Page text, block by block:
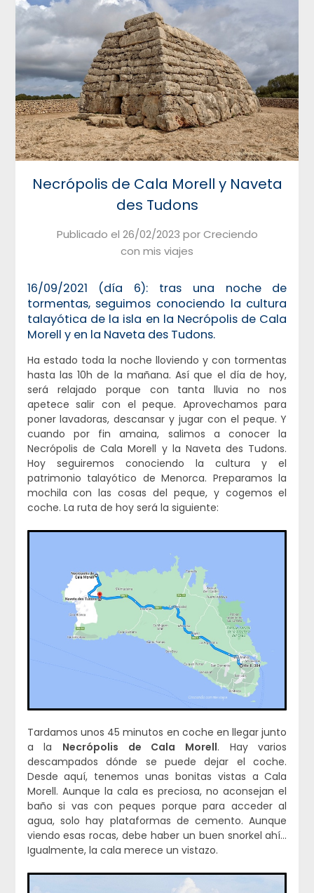
Necrópolis de Cala Morell y Naveta
des Tudons
Publicado el 26/02/2023 porCreciendo
con mis viajes
16/09/2021 (día 6): tras una noche de
tormentas, seguimos conociendo la cultura
talayótica de la isla en la Necrópolis de Cala
Morell y en la Naveta des Tudons.
Ha estado toda la noche lloviendo y con tormentas
hasta las 10h de la mañana. Así que el día de hoy,
será relajado porque con tanta lluvia no nos
apetece salir con el peque. Aprovechamos para
poner lavadoras, descansar y jugar con el peque. Y
cuando por fin amaina, salimos a conocer la
Necrópolis de Cala Morell y la Naveta des Tudons.
Hoy seguiremos conociendo la cultura y el
patrimonio talayótico de Menorca. Preparamos la
mochila con las cosas del peque, y cogemos el
coche. La ruta de hoy será la siguiente:
Tardamos unos 45 minutos en coche en llegar junto
a la Necrópolis de Cala Morell. Hay varios
descampados dónde se puede dejar el coche.
Desde aquí, tenemos unas bonitas vistas a Cala
Morell. Aunque la cala es preciosa, no aconsejan el
baño si vas con peques porque para acceder al
agua, solo hay plataformas de cemento. Aunque
viendo esas rocas, debe haber un buen snorkel ahí…
Igualmente, la cala merece un vistazo.